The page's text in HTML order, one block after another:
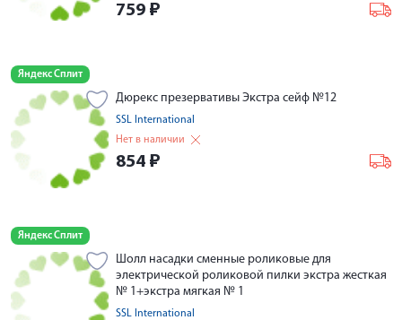
759 ₽
Яндекс Сплит
Дюрекс презервативы Экстра сейф №12
SSL International
Нет в наличии
854 ₽
Яндекс Сплит
Шолл насадки сменные роликовые для
электрической роликовой пилки экстра жесткая
№ 1+экстра мягкая № 1
SSL International